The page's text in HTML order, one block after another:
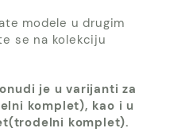
modele u drugim
se na kolekciju
je u varijanti za
komplet), kao i u
komplet).